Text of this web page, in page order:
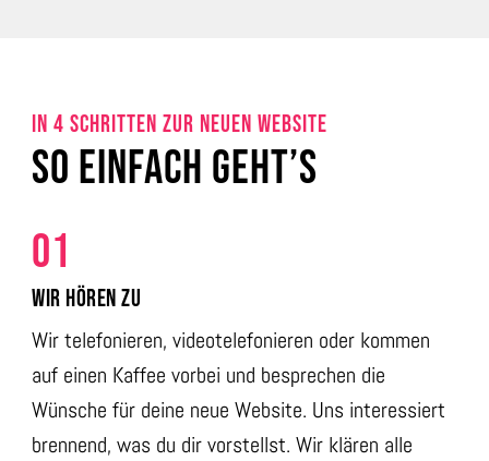
IN 4 SCHRITTEN ZUR NEUEN WEBSITE
SO EINFACH GEHT’S
01
WIR HÖREN ZU
Wir telefonieren, videotelefonieren oder kommen
auf einen Kaffee vorbei und besprechen die
Wünsche für deine neue Website. Uns interessiert
brennend, was du dir vorstellst. Wir klären alle